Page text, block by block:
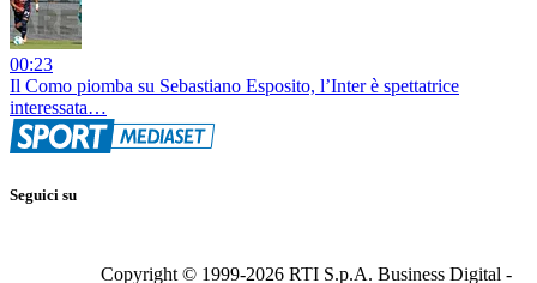
00:23
Il Como piomba su Sebastiano Esposito, l’Inter è spettatrice
interessata…
Seguici su
Copyright © 1999-2026 RTI S.p.A. Business Digital -